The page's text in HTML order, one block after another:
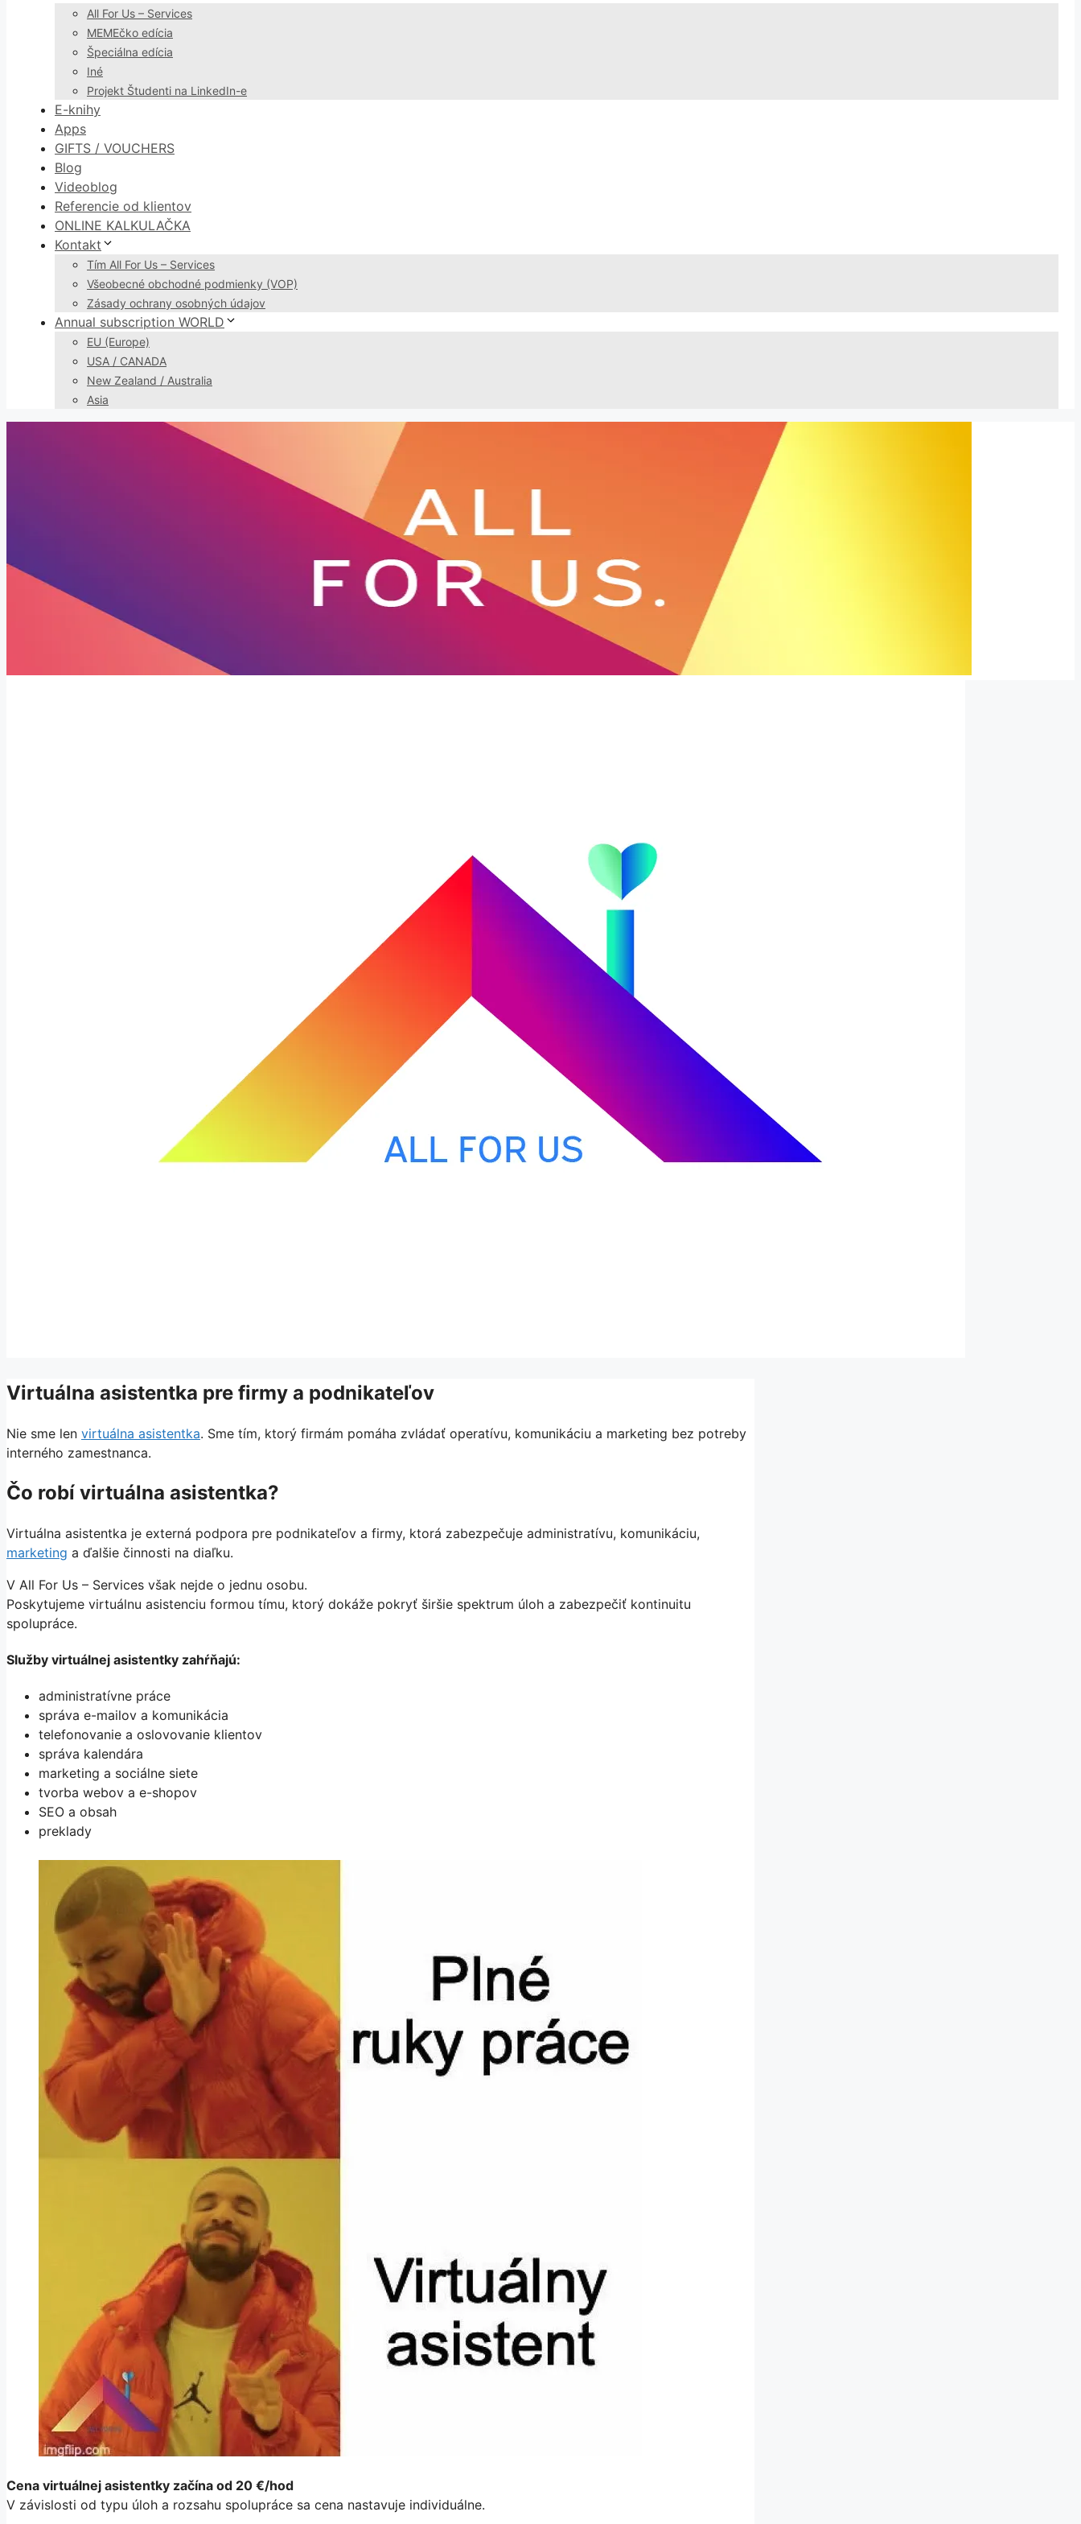
All For Us – Services
MEMEčko edícia
Špeciálna edícia
Iné
Projekt Študenti na LinkedIn-e
E-knihy
Apps
GIFTS / VOUCHERS
Blog
Videoblog
Referencie od klientov
ONLINE KALKULAČKA
Kontakt
Tím All For Us – Services
Všeobecné obchodné podmienky (VOP)
Zásady ochrany osobných údajov
Annual subscription WORLD
EU (Europe)
USA / CANADA
New Zealand / Australia
Asia
Virtuálna asistentka pre firmy a podnikateľov
Nie sme len virtuálna asistentka. Sme tím, ktorý firmám pomáha zvládať operatívu, komunikáciu a marketing bez potreby
interného zamestnanca.
Čo robí virtuálna asistentka?
Virtuálna asistentka je externá podpora pre podnikateľov a firmy, ktorá zabezpečuje administratívu, komunikáciu,
marketing a ďalšie činnosti na diaľku.
V All For Us – Services však nejde o jednu osobu.
Poskytujeme virtuálnu asistenciu formou tímu, ktorý dokáže pokryť širšie spektrum úloh a zabezpečiť kontinuitu
spolupráce.
Služby virtuálnej asistentky zahŕňajú:
administratívne práce
správa e-mailov a komunikácia
telefonovanie a oslovovanie klientov
správa kalendára
marketing a sociálne siete
tvorba webov a e-shopov
SEO a obsah
preklady
Cena virtuálnej asistentky začína od 20 €/hod
V závislosti od typu úloh a rozsahu spolupráce sa cena nastavuje individuálne.